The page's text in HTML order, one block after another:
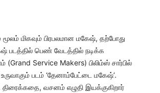
மிகவும் பிரபலமான மகேஷ், தற்போது
படத்தில் பெண் வேடத்தில் நடிக்க
(Grand Service Makers) பிலிம்ஸ் சார்பில்
உருவாகும் படம் ‘தேனாம்பேட்டை மகேஷ்’.
வசனம் எழுதி இயக்குகிறார்